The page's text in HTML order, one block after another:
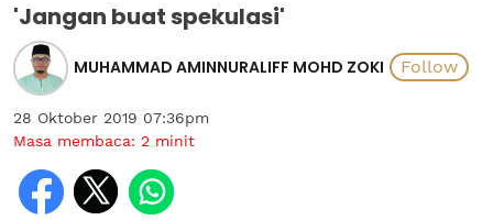
'Jangan buat spekulasi'
MUHAMMAD AMINNURALIFF MOHD ZOKI
28 Oktober 2019 07:36pm
Masa membaca: 2 minit